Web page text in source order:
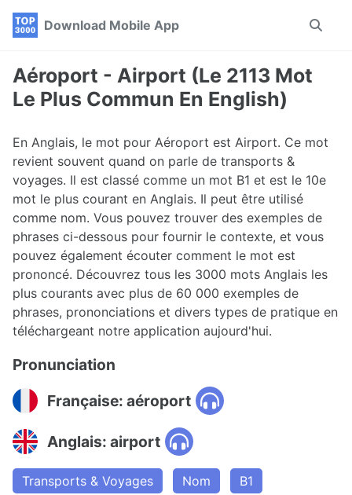
Skip
navigation
Skip
Skip
Download Mobile App
Toggle
Aéroport - Airport (Le 2113 Mot
Le Plus Commun En English)
En Anglais, le mot pour Aéroport est Airport. Ce mot
revient souvent quand on parle de transports &
voyages. Il est classé comme un mot B1 et est le 10e
mot le plus courant en Anglais. Il peut être utilisé
comme nom. Vous pouvez trouver des exemples de
phrases ci-dessous pour fournir le contexte, et vous
pouvez également écouter comment le mot est
prononcé. Découvrez tous les 3000 mots Anglais les
plus courants avec plus de 60 000 exemples de
phrases, prononciations et divers types de pratique en
téléchargeant notre application aujourd'hui.
Pronunciation
Française: aéroport
Anglais: airport
Transports & Voyages Nom B1